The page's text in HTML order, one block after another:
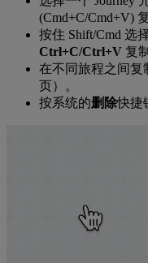
(Cmd+C/Cmd+V)
按住 Shift/Cmd 选
Ctrl+C/Ctrl+V 复
在不同旅程之间复
页）。
按系统的删除快捷